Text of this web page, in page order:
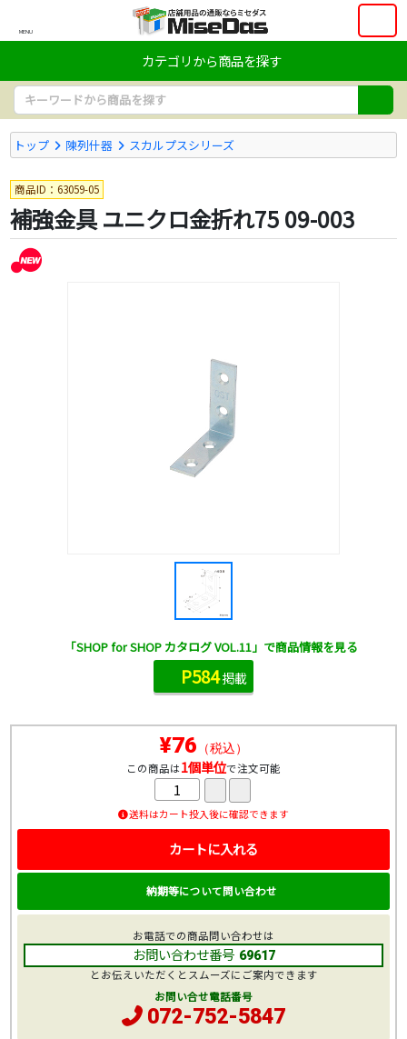
MENU
カテゴリから商品を探す
トップ 陳列什器 スカルプスシリーズ
商品ID：63059-05
補強金具 ユニクロ金折れ75 09-003
¥76 （税込）
この商品は1個単位で注文可能
送料はカート投入後に確認できます
カートに入れる
納期等について問い合わせ
お電話での商品問い合わせは
お問い合わせ番号 69617
とお伝えいただくとスムーズにご案内できます
お問い合せ電話番号
072-752-5847
「SHOP for SHOP カタログ VOL.11」で商品情報を見る
P584掲載